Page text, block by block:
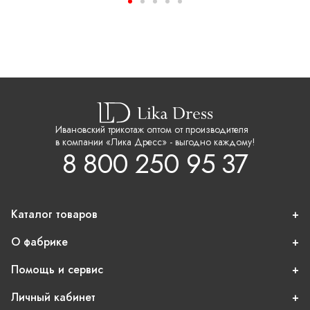
Ивановский трикотаж оптом от производителя
в компании «Лика Дресс» - выгодно каждому!
8 800 250 95 37
Каталог товаров
О фабрике
Помощь и сервис
Личный кабинет